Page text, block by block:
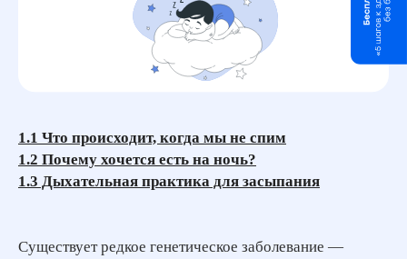
1.1 Что происходит, когда мы не спим
1.2 Почему хочется есть на ночь?
1.3 Дыхательная практика для засыпания
Существует редкое генетическое заболевание —